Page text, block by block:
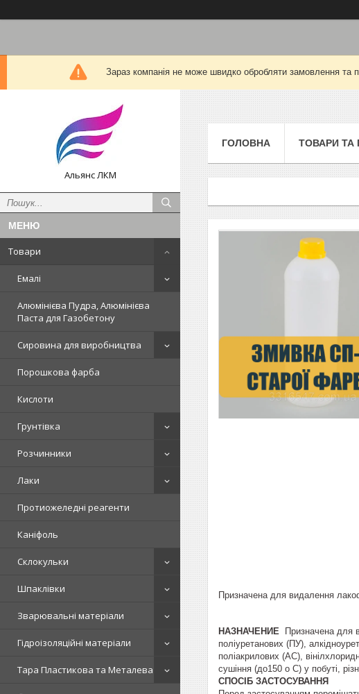
Зараз компанія не може швидко обробляти замовлення та
Альянс ЛКМ
Товари
Емалі
Алюмінієва Пудра, Алюмінієва
Паста для Газобетону
Сировина для виробництва
Порошкова фарба
Кислоти
Грунтівка
Розчинники
Лаки
Протиожеледні реагенти
Каніфоль
Склокульки
Шпаклівки
Зварювальні матеріали
Гідроізоляційні матеріали
Тара Пластикова та Металева
ГОЛОВНА ТОВАРИ ТА
Призначена для видалення
НАЗНАЧЕНИЕ
Призначена для
поліуретанових (ПУ),
поліакрилових (АС),
сушіння (до150 o С) у побуті,
СПОСІБ ЗАСТОСУВАННЯ